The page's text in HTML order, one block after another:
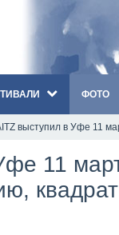
«Th...
«...
ФОТО
выступил в Уфе 11
11